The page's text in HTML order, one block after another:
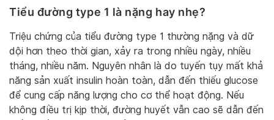
Tiểu đường type 1 là nặng hay nhẹ?
Triệu chứng của tiểu đường type 1 thường nặng và dữ
dội hơn theo thời gian, xảy ra trong nhiều ngày, nhiều
tháng, nhiều năm. Nguyên nhân là do tuyến tụy mất khả
năng sản xuất insulin hoàn toàn, dẫn đến thiếu glucose
để cung cấp năng lượng cho cơ thể hoạt động. Nếu
không điều trị kịp thời, đường huyết vẫn cao sẽ dẫn đến